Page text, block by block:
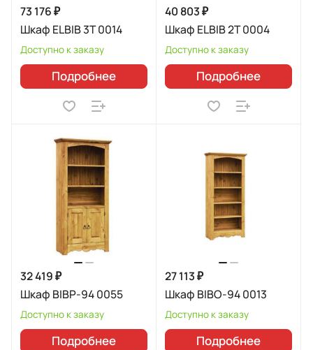
73 176 ₽
Шкаф ELBIB 3T 0014
Доступно к заказу
Подробнее
40 803 ₽
Шкаф ELBIB 2T 0004
Доступно к заказу
Подробнее
32 419 ₽
Шкаф BIBP-94 0055
Доступно к заказу
Подробнее
27 113 ₽
Шкаф BIBO-94 0013
Доступно к заказу
Подробнее